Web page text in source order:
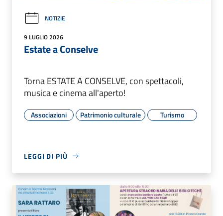
NOTIZIE
9 LUGLIO 2026
Estate a Conselve
Torna ESTATE A CONSELVE, con spettacoli,
musica e cinema all'aperto!
Associazioni Patrimonio culturale Turismo
LEGGI DI PIÙ